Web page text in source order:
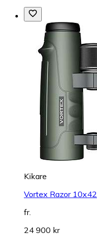
Kikare
Vortex Razor 10x42
fr.
24 900 kr